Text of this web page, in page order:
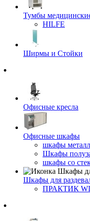
Тумбы
HILFE
Ширмы и Стойки
Офисные кресла
Офисные шкафы
шкафы
Шкафы
шкафы со
Шкафы для
ПРАКТИК